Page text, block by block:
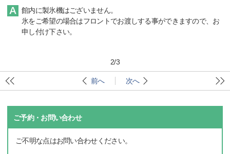
館内に製氷機はございません。
氷をご希望の場合はフロントでお渡しする事ができますので、お
申し付け下さい。
2/3
前へ 次へ
ご予約・お問い合わせ
ご不明な点はお問い合わせください。